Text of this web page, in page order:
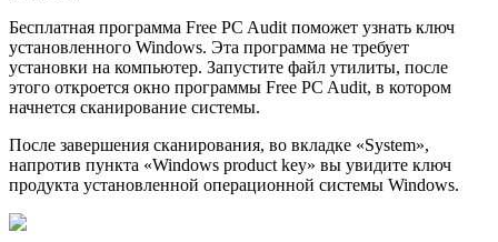
Бесплатная программа Free PC Audit поможет узнать ключ
установленного Windows. Эта программа не требует
установки на компьютер. Запустите файл утилиты, после
этого откроется окно программы Free PC Audit, в котором
начнется сканирование системы.
После завершения сканирования, во вкладке «System»,
напротив пункта «Windows product key» вы увидите ключ
продукта установленной операционной системы Windows.